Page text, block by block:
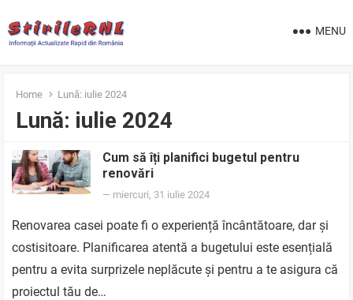
MENU
Home Lună: iulie 2024
Lună: iulie 2024
Cum să îți planifici bugetul pentru
renovări
— miercuri, 31 iulie 2024
Renovarea casei poate fi o experiență încântătoare, dar și
costisitoare. Planificarea atentă a bugetului este esențială
pentru a evita surprizele neplăcute și pentru a te asigura că
proiectul tău de…